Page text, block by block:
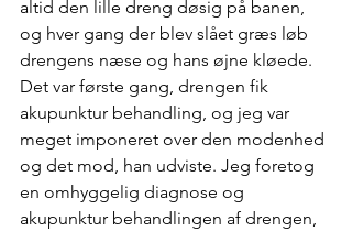
altid den lille dreng døsig på banen,
og hver gang der blev slået græs løb
drengens næse og hans øjne kløede.
Det var første gang, drengen fik
akupunktur behandling, og jeg var
meget imponeret over den modenhed
og det mod, han udviste. Jeg foretog
en omhyggelig diagnose og
akupunktur behandlingen af drengen,